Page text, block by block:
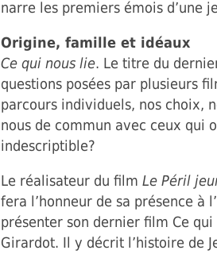
narre les premiers émois d’une
Origine, famille et idéaux
Ce qui nous lie. Le titre du
questions posées par plusieurs
parcours individuels, nos choix,
nous de commun avec ceux qui
indescriptible?
Le réalisateur du film Le Péril
fera l’honneur de sa présence à
présenter son dernier film Ce
Girardot. Il y décrit l’histoire de